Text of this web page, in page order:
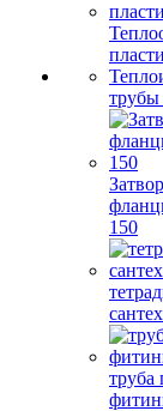
150
труба